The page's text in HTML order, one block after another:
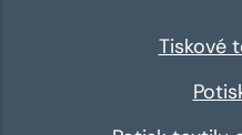
Tiskové